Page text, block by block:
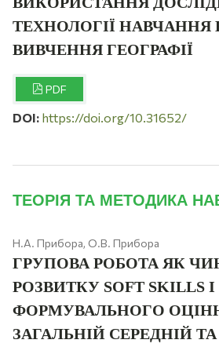
ТЕХНОЛОГІЇ НАВЧАННЯ
ВИВЧЕННЯ ГЕОГРАФІЇ
PDF
DOI: https://doi.org/10.31652/
ТЕОРІЯ ТА МЕТОДИКА
Н.А. Прибора, О.В. Прибора
ГРУПОВА РОБОТА ЯК
РОЗВИТКУ SOFT SKILLS
ФОРМУВАЛЬНОГО
ЗАГАЛЬНІЙ СЕРЕДНІЙ